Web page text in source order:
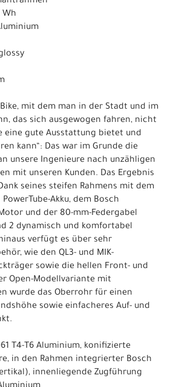
Wh
mit dem man in der Stadt und im
das sich ausgewogen fahren, nicht
eine gute Ausstattung bietet und
kann“: Das war im Grunde die
unsere Ingenieure nach unzähligen
mit unseren Kunden. Das Ergebnis
seines steifen Rahmens mit dem
Akku, dem Bosch
und der 80-mm-Federgabel
2 dynamisch und komfortabel
verfügt es über sehr
wie den QL3- und MIK-
sowie die hellen Front- und
Open-Modellvariante mit
wurde das Oberrohr für einen
sowie einfacheres Auf- und
T4-T6 Aluminium, konifizierte
in den Rahmen integrierter Bosch
innenliegende Zugführung